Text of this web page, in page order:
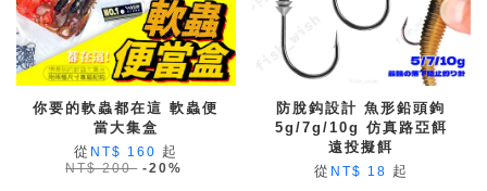
你要的軟蟲都在這 軟蟲便
當大集盒
從 NT$ 160 起
NT$ 200 -20%
防脫鈎設計 魚形鉛頭鉤
5g/7g/10g 仿真路亞餌
遠投擬餌
從 NT$ 18 起